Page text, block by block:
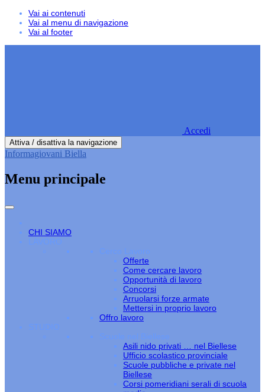
Vai ai contenuti
Vai al menu di navigazione
Vai al footer
Accedi
Attiva / disattiva la navigazione
Informagiovani Biella
Menu principale
CHI SIAMO
LAVORO
Cerco Lavoro
Offerte
Come cercare lavoro
Opportunità di lavoro
Concorsi
Arruolarsi forze armate
Mettersi in proprio lavoro
Offro lavoro
STUDIO
Scuole nel Biellese
Asili nido privati … nel Biellese
Ufficio scolastico provinciale
Scuole pubbliche e private nel
Biellese
Corsi pomeridiani serali di scuola